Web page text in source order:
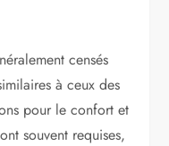
censés
à ceux des
pour le confort et
souvent requises,